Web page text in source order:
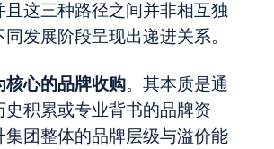
且这三种路径之间并非相互独
发展阶段呈现出递进关系。
核心的品牌收购。其本质是通
史积累或专业背书的品牌资
集团整体的品牌层级与溢价能